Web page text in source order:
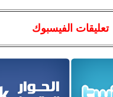
تعليقات الفيسبوك